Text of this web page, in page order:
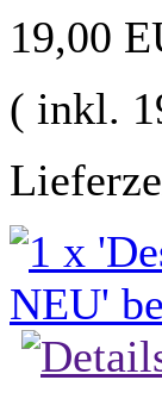
19,00
( inkl.